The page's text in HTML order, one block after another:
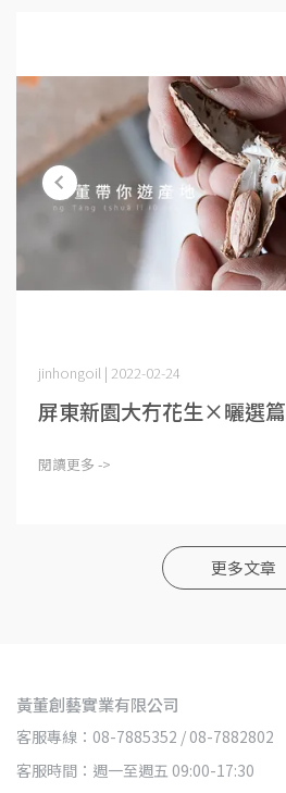
jinhongoil | 2022-02-24
屏東新園大冇花生×曬選篇
閱讀更多 ->
更多文章
黃董創藝實業有限公司
客服專線：08-7885352 / 08-7882802
客服時間：週一至週五 09:00-17:30